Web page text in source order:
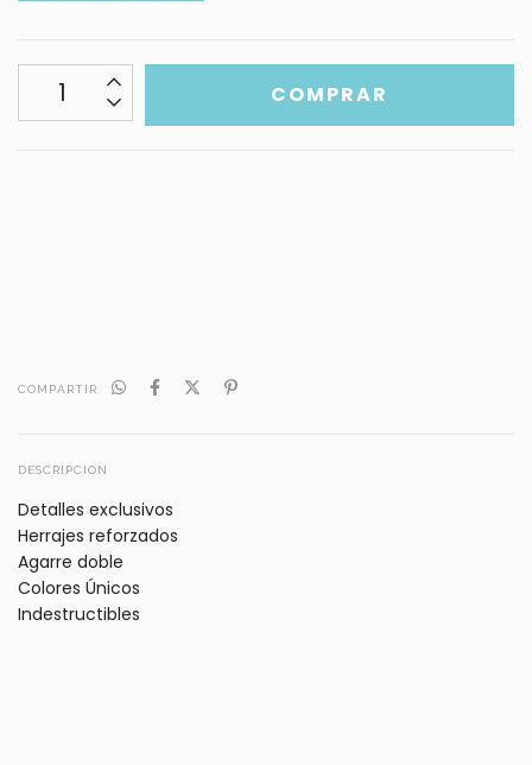
COMPARTIR
DESCRIPCIÓN
Detalles exclusivos
️Herrajes reforzados
Agarre doble
️Colores Únicos
️Indestructibles